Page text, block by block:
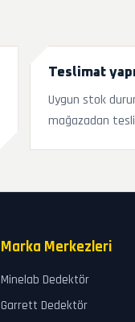
Teslimat
Uygun stok
mağazadan
Marka Merkezleri
Minelab Dedektör
Garrett Dedektör